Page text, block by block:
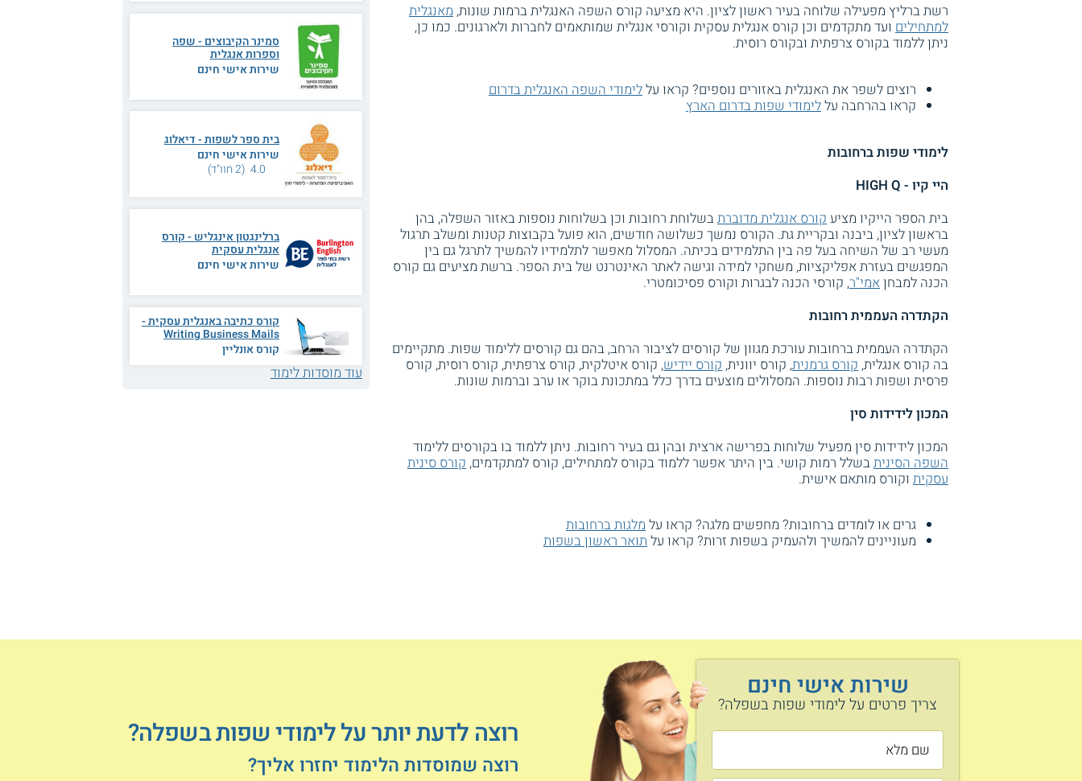
רשת ברליץ מפעילה שלוחה בעיר ראשון לציון. היא מציעה קורס השפה האנגלית ברמות שונות,מאנגלית
למתחילים ועד מתקדמים וכן קורס אנגלית עסקית וקורסי אנגלית שמותאמים לחברות ולארגונים. כמו כן,
ניתן ללמוד בקורס צרפתית ובקורס רוסית.
רוצים לשפר את האנגלית באזורים נוספים? קראו עללימודי השפה האנגלית בדרום
קראו בהרחבה עללימודי שפות בדרום הארץ
לימודי שפות ברחובות
היי קיו - HIGH Q
בית הספר הייקיו מציע קורס אנגלית מדוברתבשלוחת רחובות וכן בשלוחות נוספות באזור השפלה, בהן
בראשון לציון, ביבנה ובקריית גת. הקורס נמשך כשלושה חודשים, הוא פועל בקבוצות קטנות ומשלב תרגול
מעשי רב של השיחה בעל פה בין התלמידים בכיתה. המסלול מאפשר לתלמידיו להמשיך לתרגל גם בין
המפגשים בעזרת אפליקציות, משחקי למידה וגישה לאתר האינטרנט של בית הספר. ברשת מציעים גם קורס
הכנה למבחןאמי"ר, קורסי הכנה לבגרות וקורס פסיכומטרי.
הקתדרה העממית רחובות
הקתדרה העממית ברחובות עורכת מגוון של קורסים לציבור הרחב, בהם גם קורסים ללימוד שפות. מתקיימים
בה קורס אנגלית, קורס גרמנית, קורס יוונית, קורס יידיש, קורס איטלקית, קורס צרפתית, קורס רוסית, קורס
פרסית ושפות רבות נוספות. המסלולים מוצעים בדרך כלל במתכונת בוקר או ערב וברמות שונות.
המכון לידידות סין
המכון לידידות סין מפעיל שלוחות בפרישה ארצית ובהן גם בעיר רחובות. ניתן ללמוד בו בקורסים ללימוד
השפה הסיניתבשלל רמות קושי. בין היתר אפשר ללמוד בקורס למתחילים, קורס למתקדמים, קורס סינית
עסקית וקורס מותאם אישית.
גרים או לומדים ברחובות? מחפשים מלגה? קראו עלמלגות ברחובות
מעוניינים להמשיך ולהעמיק בשפות זרות? קראו עלתואר ראשון בשפות
סמינר הקיבוצים - שפה
וספרות אנגלית
שירות אישי חינם
בית ספר לשפות - דיאלוג
שירות אישי חינם
4.0 (2 חוו"ד)
ברלינגטון אינגליש - קורס
אנגלית עסקית
שירות אישי חינם
קורס כתיבה באנגלית עסקית -
Writing Business Mails
קורס אונליין
עוד מוסדות לימוד
שירות אישי חינם
צריך פרטים על לימודי שפות בשפלה?
רוצה לדעת יותר על לימודי שפות בשפלה?
רוצה שמוסדות הלימוד יחזרו אליך?